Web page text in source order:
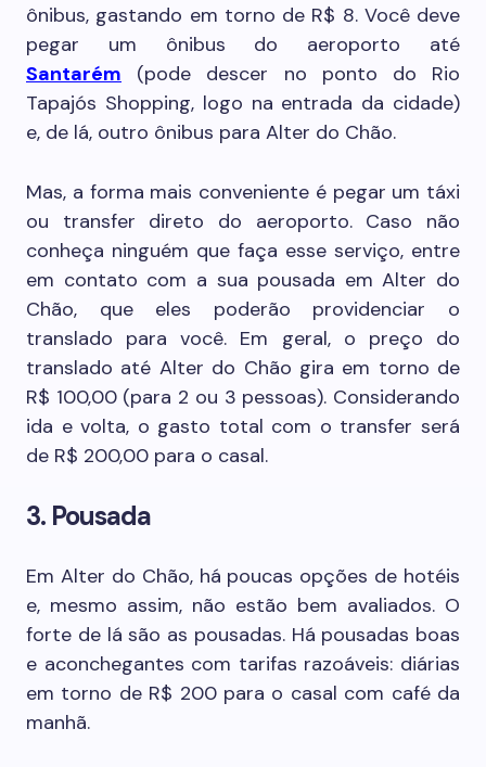
ônibus, gastando em torno de R$ 8. Você deve
pegar um ônibus do aeroporto até
Santarém
(pode descer no ponto do Rio
Tapajós Shopping, logo na entrada da cidade)
e, de lá, outro ônibus para Alter do Chão.
Mas, a forma mais conveniente é pegar um táxi
ou transfer direto do aeroporto. Caso não
conheça ninguém que faça esse serviço, entre
em contato com a sua pousada em Alter do
Chão, que eles poderão providenciar o
translado para você. Em geral, o preço do
translado até Alter do Chão gira em torno de
R$ 100,00 (para 2 ou 3 pessoas). Considerando
ida e volta, o gasto total com o transfer será
de R$ 200,00 para o casal.
3. Pousada
Em Alter do Chão, há poucas opções de hotéis
e, mesmo assim, não estão bem avaliados. O
forte de lá são as pousadas. Há pousadas boas
e aconchegantes com tarifas razoáveis: diárias
em torno de R$ 200 para o casal com café da
manhã.